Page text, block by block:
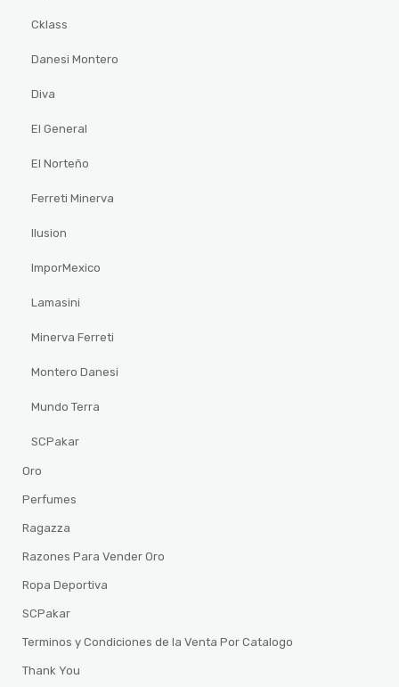
Cklass
Danesi Montero
Diva
El General
El Norteño
Ferreti Minerva
Ilusion
ImporMexico
Lamasini
Minerva Ferreti
Montero Danesi
Mundo Terra
SCPakar
Oro
Perfumes
Ragazza
Razones Para Vender Oro
Ropa Deportiva
SCPakar
Terminos y Condiciones de la Venta Por Catalogo
Thank You